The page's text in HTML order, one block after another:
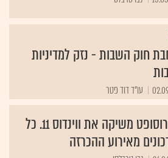
חוק השבות - נזק למדיניות
עו"ד דוד פטר
מיקרוסופט משיקה את ווינדוס 11. כל
מאירוע ההכרזה